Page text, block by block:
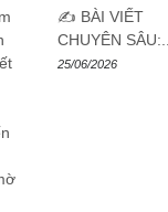
✍️ BÀI VIẾT
CHUYÊN SÂU:...
25/06/2026